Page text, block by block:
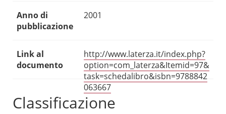
Anno di
pubblicazione
2001
Link al
documento
http://www.laterza.it/index.php?
option=com_laterza&Itemid=97&
task=schedalibro&isbn=9788842
063667
Classificazione